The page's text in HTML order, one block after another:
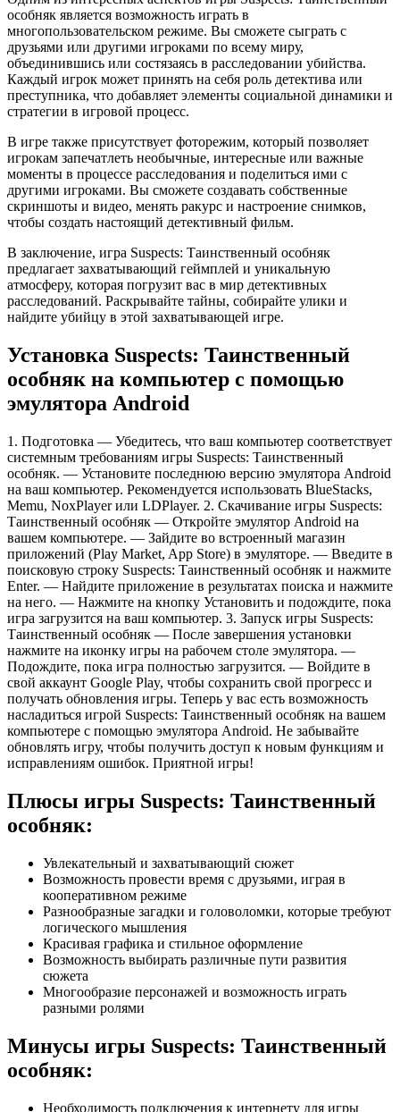
особняк является возможность играть в
многопользовательском режиме. Вы сможете сыграть с
друзьями или другими игроками по всему миру,
объединившись или состязаясь в расследовании убийства.
Каждый игрок может принять на себя роль детектива или
преступника, что добавляет элементы социальной динамики и
стратегии в игровой процесс.
В игре также присутствует фоторежим, который позволяет
игрокам запечатлеть необычные, интересные или важные
моменты в процессе расследования и поделиться ими с
другими игроками. Вы сможете создавать собственные
скриншоты и видео, менять ракурс и настроение снимков,
чтобы создать настоящий детективный фильм.
В заключение, игра Suspects: Таинственный особняк
предлагает захватывающий геймплей и уникальную
атмосферу, которая погрузит вас в мир детективных
расследований. Раскрывайте тайны, собирайте улики и
найдите убийцу в этой захватывающей игре.
Установка Suspects: Таинственный
особняк на компьютер с помощью
эмулятора Android
1. Подготовка — Убедитесь, что ваш компьютер соответствует
системным требованиям игры Suspects: Таинственный
особняк. — Установите последнюю версию эмулятора Android
на ваш компьютер. Рекомендуется использовать BlueStacks,
Memu, NoxPlayer или LDPlayer. 2. Скачивание игры Suspects:
Таинственный особняк — Откройте эмулятор Android на
вашем компьютере. — Зайдите во встроенный магазин
приложений (Play Market, App Store) в эмуляторе. — Введите в
поисковую строку Suspects: Таинственный особняк и нажмите
Enter. — Найдите приложение в результатах поиска и нажмите
на него. — Нажмите на кнопку Установить и подождите, пока
игра загрузится на ваш компьютер. 3. Запуск игры Suspects:
Таинственный особняк — После завершения установки
нажмите на иконку игры на рабочем столе эмулятора. —
Подождите, пока игра полностью загрузится. — Войдите в
свой аккаунт Google Play, чтобы сохранить свой прогресс и
получать обновления игры. Теперь у вас есть возможность
насладиться игрой Suspects: Таинственный особняк на вашем
компьютере с помощью эмулятора Android. Не забывайте
обновлять игру, чтобы получить доступ к новым функциям и
исправлениям ошибок. Приятной игры!
Плюсы игры Suspects: Таинственный
особняк:
Увлекательный и захватывающий сюжет
Возможность провести время с друзьями, играя в
кооперативном режиме
Разнообразные загадки и головоломки, которые требуют
логического мышления
Красивая графика и стильное оформление
Возможность выбирать различные пути развития
сюжета
Многообразие персонажей и возможность играть
разными ролями
Минусы игры Suspects: Таинственный
особняк:
Необходимость подключения к интернету для игры